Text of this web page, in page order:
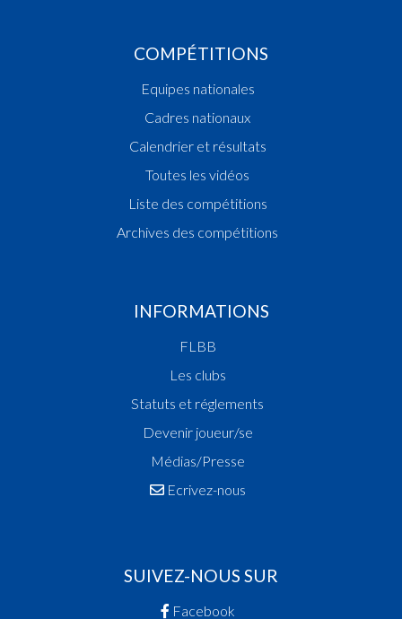
COMPÉTITIONS
Equipes nationales
Cadres nationaux
Calendrier et résultats
Toutes les vidéos
Liste des compétitions
Archives des compétitions
INFORMATIONS
FLBB
Les clubs
Statuts et réglements
Devenir joueur/se
Médias/Presse
Ecrivez-nous
SUIVEZ-NOUS SUR
Facebook